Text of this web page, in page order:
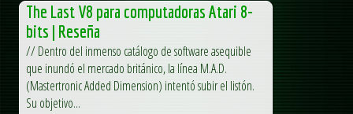
The Last V8 para computadoras Atari 8-
bits | Reseña
// Dentro del inmenso catálogo de software asequible
que inundó el mercado británico, la línea M.A.D.
(Mastertronic Added Dimension) intentó subir el listón.
Su objetivo...